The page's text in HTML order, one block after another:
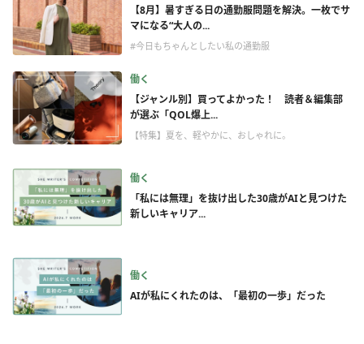
【8月】暑すぎる日の通勤服問題を解決。一枚でサ
マになる“大人の...
#今日もちゃんとしたい私の通勤服
働く
【ジャンル別】買ってよかった！ 読者＆編集部
が選ぶ「QOL爆上...
【特集】夏を、軽やかに、おしゃれに。
働く
「私には無理」を抜け出した30歳がAIと見つけた
新しいキャリア...
働く
AIが私にくれたのは、「最初の一歩」だった